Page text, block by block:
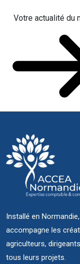
Votre actualité du
Installé en
accompagne les
agriculteurs,
tous leurs projets.